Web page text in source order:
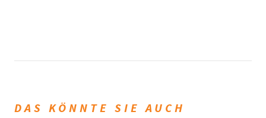
DAS KÖNNTE SIE AUCH